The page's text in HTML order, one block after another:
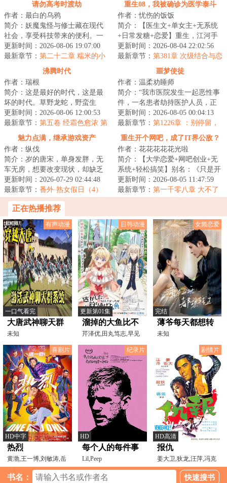
请勿高考时渡劫
作者：最白的乌鸦
简介：妖魔鬼怪与修士藏在现代
社会，享受科技带来的便利。一
千岁树妖冒充名贵古树，月月领
取政府补贴；八...
更新时间：2026-08-06 19:07:00
最新章节： 第二十二章 糯米的小
金库（感谢威严满满蕾咪莉雅的
重生08，我被确诊为医学泰斗
作者：忧伤的饭饭
简介：【医生文+单女主+无系统
+日常发糖+恋爱】重生，江河手
握领先二十年的医学技术。那一
年，医学界对癌...
更新时间：2026-08-04 22:02:56
最新章节： 第381章 次级结合与恋
沸腾时代
作者：瑞根
简介：这是最好的时代，这是最
坏的时代。草野龙蛇，野蛮生
长，野心和欲望交织在一起，总
能铸就翻天覆地的...
更新时间：2026-08-06 12:00:53
最新章节： 第五卷 经霜色愈浓 第
七节 易求无价宝（二合一求
票！）
噩梦使徒
作者：温柔劝睡师
简介：“我市医院发生一起恶性事
件，一名患者劫持医护人员，正
在与警方对峙......”杨逍关闭电视
机，下一...
更新时间：2026-08-05 00:04:13
最新章节： 第1226章 ：别停留，
莫回头
魅力点满，继承游戏资产
作者：纵伐
简介：岁的唐宋，单身发胖，无
车无房，想要改变现状，却缺乏
精力、信念和方向。遭遇职场霸
凌后，玩了三年...
更新时间：2026-07-29 02:44:48
最新章节： 番外·熟女假日（4）
重生开个网吧，成了IT界公敌？
作者：花花花花花光啦
简介：【大学恋爱+网吧创业+无
系统+轻松搞笑】别名：《只是开
个网吧，怎么就有伤风化
了？》、《这个网吧...
更新时间：2026-08-05 11:47:59
最新章节： 第一千零八章 大不了
正在热播推荐
有声动漫
一口气看完
大唐武神聊天群
未知
日韩动漫
更新第01集
溜掉的大鱼比不
上自己钓到的鱼
芹泽优,田丸笃志,早见
沙织,梅田修一朗,八代
女频恋爱
完结
薄爷每天都想转
正
未知
喜剧片
HD中字
热烈
黄渤,王一博,刘敏涛,岳
云鹏,小沈阳,张子贤,
纪录片
HD
每个人的每件事
Lil,Peep
剧情片
HD高清
报仇
姜大卫,狄龙,汪萍,冯克
安,谷峰
书名：